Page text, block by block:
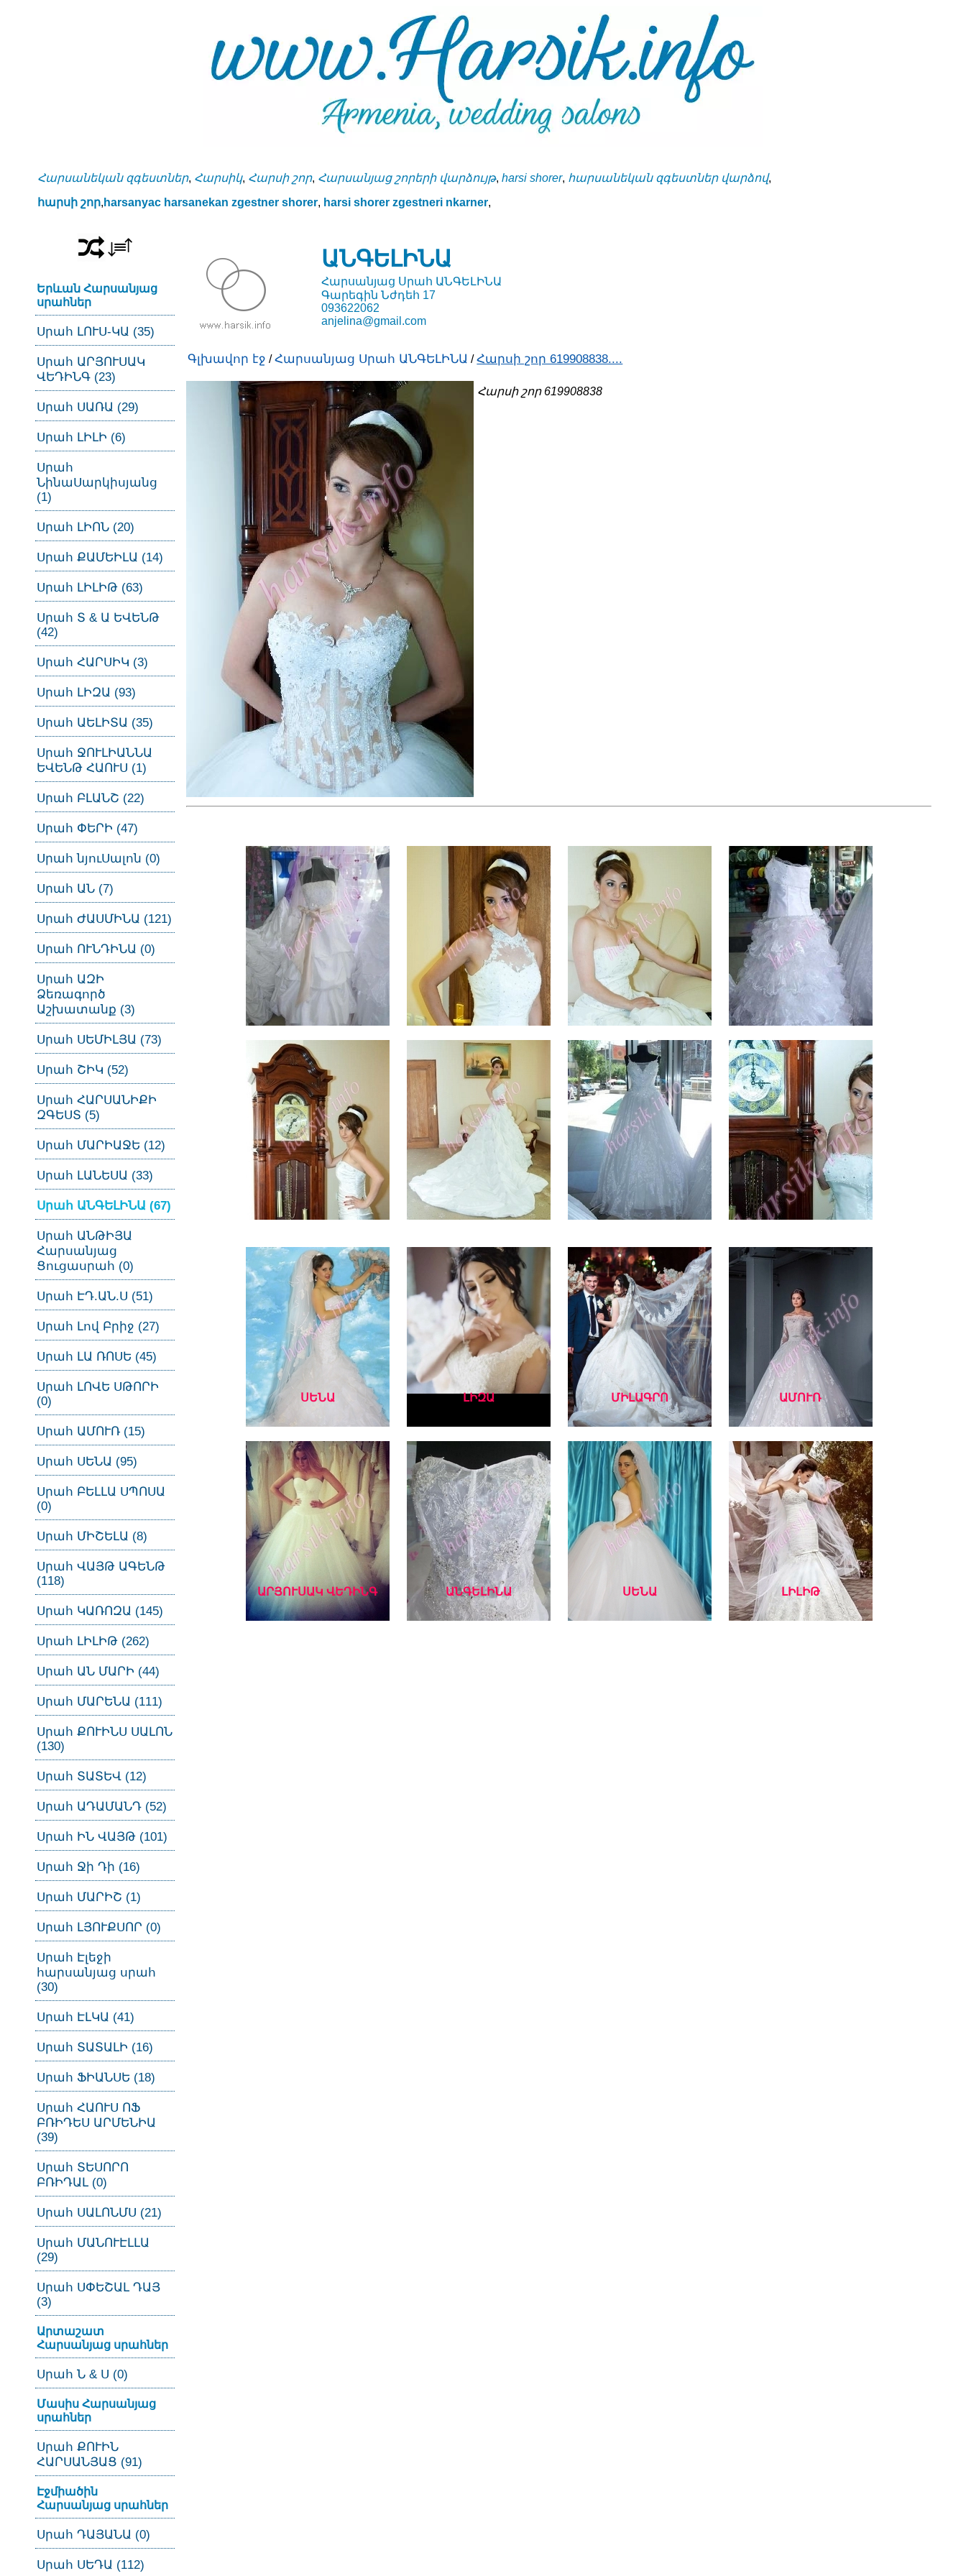
Հարսանեկան զգեստներ, Հարսիկ, Հարսի շոր, Հարսանյաց շորերի վարձույթ, harsi shorer, հարսանեկան զգեստներ վարձով,
հարսի շոր, harsanyac harsanekan zgestner shorer, harsi shorer zgestneri nkarner,
Երևան Հարսանյաց
սրահներ
Սրահ ԼՈՒՍ-ԿԱ (35)
Սրահ ԱՐՅՈՒՍԱԿ
ՎԵԴԻՆԳ (23)
Սրահ ՍԱՌԱ (29)
Սրահ ԼԻԼԻ (6)
Սրահ
ՆինաՍարկիսյանց
(1)
Սրահ ԼԻՈՆ (20)
Սրահ ՔԱՄԵԻԼԱ (14)
Սրահ ԼԻԼԻԹ (63)
Սրահ Տ & Ա ԵՎԵՆԹ
(42)
Սրահ ՀԱՐՍԻԿ (3)
Սրահ ԼԻԶԱ (93)
Սրահ ԱԵԼԻՏԱ (35)
Սրահ ՋՈՒԼԻԱՆՆԱ
ԵՎԵՆԹ ՀԱՈՒՍ (1)
Սրահ ԲԼԱՆՇ (22)
Սրահ ՓԵՐԻ (47)
Սրահ նյուՍալոն (0)
Սրահ ԱՆ (7)
Սրահ ԺԱՍՄԻՆԱ (121)
Սրահ ՈՒՆԴԻՆԱ (0)
Սրահ ԱԶԻ
Ձեռագործ
Աշխատանք (3)
Սրահ ՍԵՄԻԼՅԱ (73)
Սրահ ՇԻԿ (52)
Սրահ ՀԱՐՍԱՆԻՔԻ
ԶԳԵՍՏ (5)
Սրահ ՄԱՐԻԱՋԵ (12)
Սրահ ԼԱՆԵՍԱ (33)
Սրահ ԱՆԳԵԼԻՆԱ (67)
Սրահ ԱՆԹԻՅԱ
Հարսանյաց
Ցուցասրահ (0)
Սրահ ԷԴ.ԱՆ.Ս (51)
Սրահ Լով Բրիջ (27)
Սրահ ԼԱ ՌՈՍԵ (45)
Սրահ ԼՈՎԵ ՍԹՈՐԻ
(0)
Սրահ ԱՄՈՒՌ (15)
Սրահ ՍԵՆԱ (95)
Սրահ ԲԵԼԼԱ ՍՊՈՍԱ
(0)
Սրահ ՄԻՇԵԼԱ (8)
Սրահ ՎԱՅԹ ԱԳԵՆԹ
(118)
Սրահ ԿԱՌՈԶԱ (145)
Սրահ ԼԻԼԻԹ (262)
Սրահ ԱՆ ՄԱՐԻ (44)
Սրահ ՄԱՐԵՆԱ (111)
Սրահ ՔՈՒԻՆՍ ՍԱԼՈՆ
(130)
Սրահ ՏԱՏԵՎ (12)
Սրահ ԱԴԱՄԱՆԴ (52)
Սրահ ԻՆ ՎԱՅԹ (101)
Սրահ Ջի Դի (16)
Սրահ ՄԱՐԻՇ (1)
Սրահ ԼՅՈՒՔՍՈՐ (0)
Սրահ Էլեջի
հարսանյաց սրահ
(30)
Սրահ ԷԼԿԱ (41)
Սրահ ՏԱՏԱԼԻ (16)
Սրահ ՖԻԱՆՍԵ (18)
Սրահ ՀԱՈՒՍ ՈՖ
ԲՌԻԴԵՍ ԱՐՄԵՆԻԱ
(39)
Սրահ ՏԵՍՈՐՈ
ԲՌԻԴԱԼ (0)
Սրահ ՍԱԼՈՆՄՍ (21)
Սրահ ՄԱՆՈՒԷԼԼԱ
(29)
Սրահ ՍՓԵՇԱԼ ԴԱՅ
(3)
Արտաշատ
Հարսանյաց սրահներ
Սրահ Ն & Ս (0)
Մասիս Հարսանյաց
սրահներ
Սրահ ՔՈՒԻՆ
ՀԱՐՍԱՆՅԱՑ (91)
Էջմիածին
Հարսանյաց սրահներ
Սրահ ԴԱՅԱՆԱ (0)
Սրահ ՍԵԴԱ (112)
ԱՆԳԵԼԻՆԱ
Հարսանյաց Սրահ ԱՆԳԵԼԻՆԱ
Գարեգին Նժդեհ 17
093622062
anjelina@gmail.com
Գլխավոր էջ /Հարսանյաց Սրահ ԱՆԳԵԼԻՆԱ /Հարսի շոր 619908838....
Հարսի շոր 619908838
ՍԵՆԱ ԼԻԶԱ ՄԻԼԱԳՐՈ ԱՄՈՒՌ
ԱՐՅՈՒՍԱԿ ՎԵԴԻՆԳ ԱՆԳԵԼԻՆԱ ՍԵՆԱ ԼԻԼԻԹ